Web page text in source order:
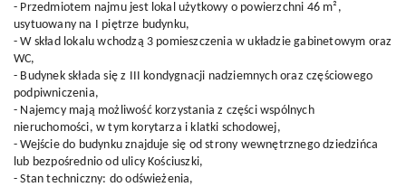
- Przedmiotem najmu jest lokal użytkowy o powierzchni 46 m²,
usytuowany na I piętrze budynku,
- W skład lokalu wchodzą 3 pomieszczenia w układzie gabinetowym oraz
WC,
- Budynek składa się z III kondygnacji nadziemnych oraz częściowego
podpiwniczenia,
- Najemcy mają możliwość korzystania z części wspólnych
nieruchomości, w tym korytarza i klatki schodowej,
- Wejście do budynku znajduje się od strony wewnętrznego dziedzińca
lub bezpośrednio od ulicy Kościuszki,
- Stan techniczny: do odświeżenia,